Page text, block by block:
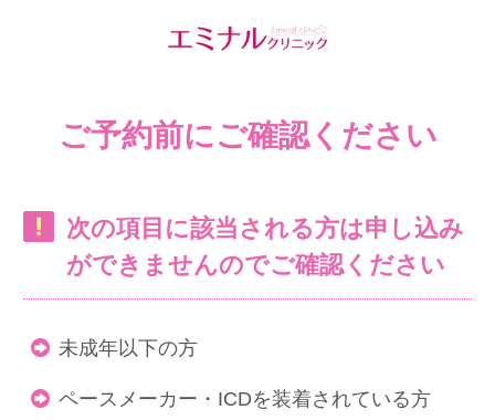
ご予約前にご確認ください
次の項目に該当される方は申し込み
ができませんのでご確認ください
未成年以下の方
ペースメーカー・ICDを装着されている方